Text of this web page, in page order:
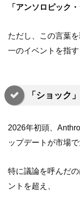
「アンソロピック
ただし、この言葉
一のイベントを指
「ショック
2026年初頭、
ップデートが市場
特に議論を呼んだ
ントを超え、